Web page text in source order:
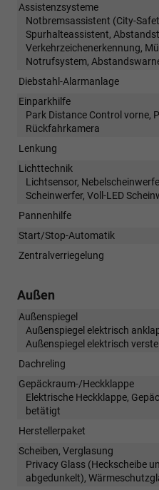
Assistenzsysteme
Notbremsassistent (City-
Spurhalteassistent,
Verkehrzeichenerkennung,
Notrufsystem,
Diebstahl-Alarmanlage
Einparkhilfe
Park Distance Control vorne,
Rückfahrkamera
Lenkung
Lichttechnik
Lichtsensor,
Scheinwerfer, Voll-LED
Pannenhilfe
Start/Stop-Automatik
Zentralverriegelung
Außen
Außenspiegel
Außenspiegel elektrisch
Außenspiegel elektrisch
Dachreling
Gepäckraum-/Heckklappe
Elektrische Heckklappe,
betätigt
Herstellerpaket
Scheiben, Verglasung
Privacy Glass (Heckscheibe
abgedunkelt),